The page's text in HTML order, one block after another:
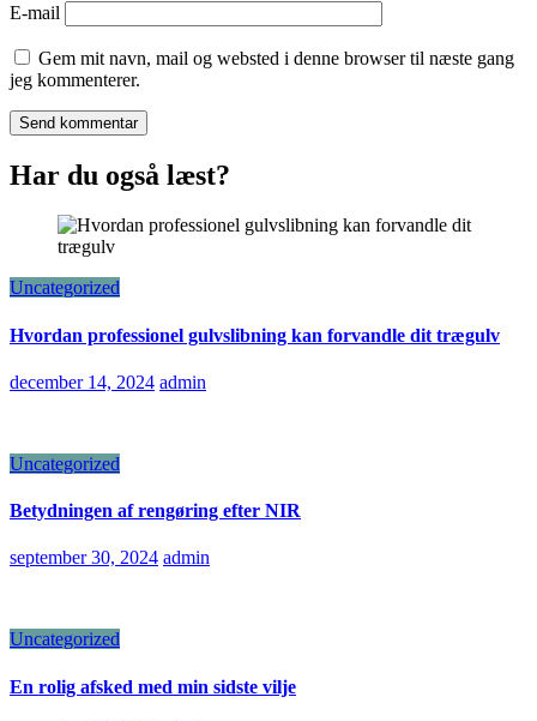
E-mail
Gem mit navn, mail og websted i denne browser til næste gang
jeg kommenterer.
Har du også læst?
Uncategorized
Hvordan professionel gulvslibning kan forvandle dit trægulv
december 14, 2024 admin
Uncategorized
Betydningen af rengøring efter NIR
september 30, 2024 admin
Uncategorized
En rolig afsked med min sidste vilje